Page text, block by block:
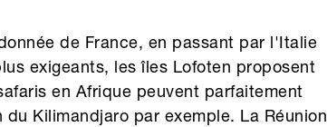
de France, en passant par l'Italie
exigeants, les îles Lofoten proposent
en Afrique peuvent parfaitement
Kilimandjaro par exemple. La Réunion